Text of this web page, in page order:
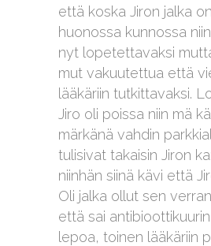
että koska Jiron jalka
huonossa kunnossa
nyt lopetettavaksi
mut vakuutettua että
lääkäriin tutkittavaksi.
Jiro oli poissa niin mä
märkänä vahdin
tulisivat takaisin Jiron
niinhän siinä kävi että
Oli jalka ollut sen
että sai
lepoa, toinen lääkäriin